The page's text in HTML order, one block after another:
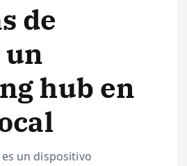
de
hub en
es un dispositivo